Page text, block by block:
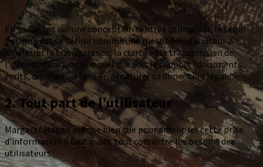
En se basant sur une conception centrée utilisateur, le Legal
Design peut se définir comme une méthodologie visant à
améliorer la transparence, la clarté et la transmission de
l’information juridique quel que soit le support (documents
écrits, discours…) sans en dénaturer sa dimension légale.
2. Tout part de l’utilisateur
Margaret Hagan précise bien que pour améliorer cette prise
d’information il faut avant tout connaitre les besoins des
utilisateurs :